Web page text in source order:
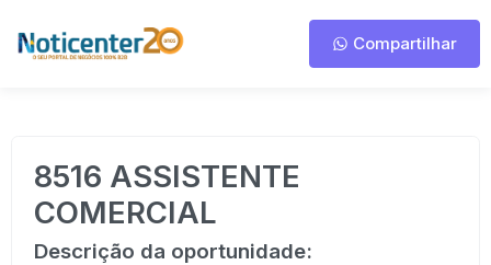
Compartilhar
8516 ASSISTENTE
COMERCIAL
Descrição da oportunidade: